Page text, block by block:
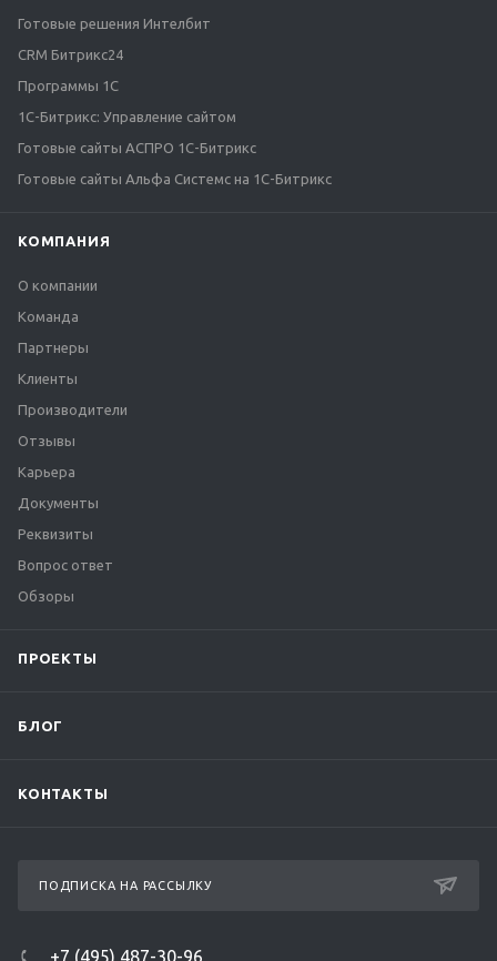
Готовые решения Интелбит
CRM Битрикс24
Программы 1С
1C-Битрикс: Управление сайтом
Готовые сайты АСПРО 1С-Битрикс
Готовые сайты Альфа Системс на 1С-Битрикс
КОМПАНИЯ
О компании
Команда
Партнеры
Клиенты
Производители
Отзывы
Карьера
Документы
Реквизиты
Вопрос ответ
Обзоры
ПРОЕКТЫ
БЛОГ
КОНТАКТЫ
ПОДПИСКА НА РАССЫЛКУ
+7 (495) 487-30-96